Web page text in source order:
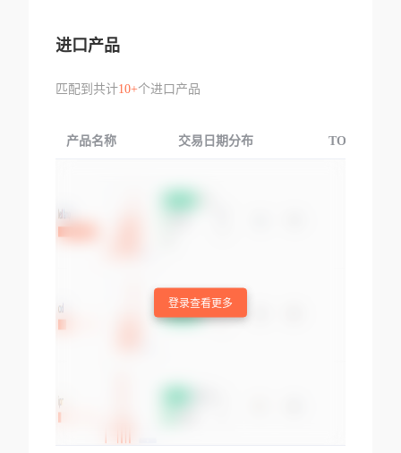
进口产品
匹配到共计10+个进口产品
产品名称 交易日期分布 TOP3交易国
登录查看更多